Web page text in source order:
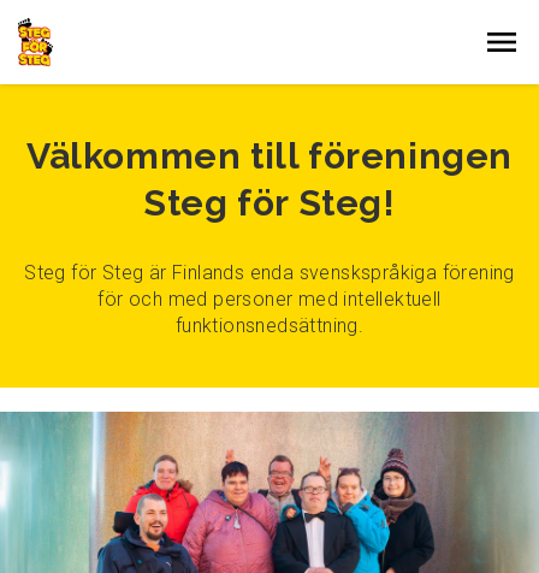
Gå till innehållet
Välkommen till föreningen
Steg för Steg!
Steg för Steg är Finlands enda svenskspråkiga förening
för och med personer med intellektuell
funktionsnedsättning.